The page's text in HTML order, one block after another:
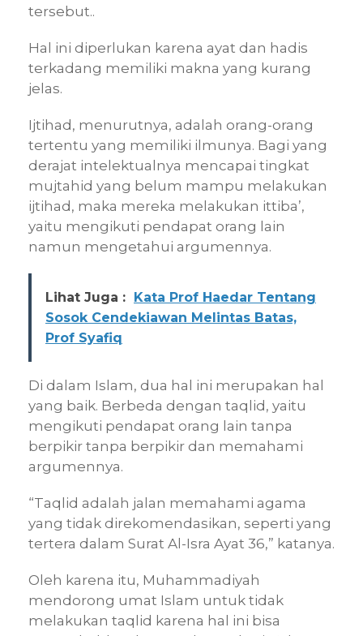
tersebut..
Hal ini diperlukan karena ayat dan hadis
terkadang memiliki makna yang kurang
jelas.
Ijtihad, menurutnya, adalah orang-orang
tertentu yang memiliki ilmunya. Bagi yang
derajat intelektualnya mencapai tingkat
mujtahid yang belum mampu melakukan
ijtihad, maka mereka melakukan ittiba’,
yaitu mengikuti pendapat orang lain
namun mengetahui argumennya.
Lihat Juga : Kata Prof Haedar Tentang
Sosok Cendekiawan Melintas Batas,
Prof Syafiq
Di dalam Islam, dua hal ini merupakan hal
yang baik. Berbeda dengan taqlid, yaitu
mengikuti pendapat orang lain tanpa
berpikir tanpa berpikir dan memahami
argumennya.
“Taqlid adalah jalan memahami agama
yang tidak direkomendasikan, seperti yang
tertera dalam Surat Al-Isra Ayat 36,” katanya.
Oleh karena itu, Muhammadiyah
mendorong umat Islam untuk tidak
melakukan taqlid karena hal ini bisa